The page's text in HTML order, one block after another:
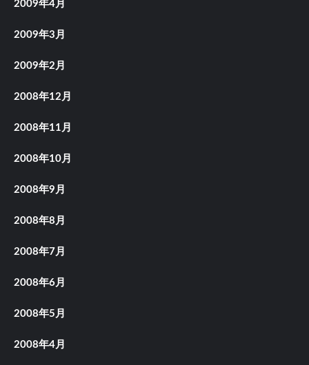
2009年4月
2009年3月
2009年2月
2008年12月
2008年11月
2008年10月
2008年9月
2008年8月
2008年7月
2008年6月
2008年5月
2008年4月